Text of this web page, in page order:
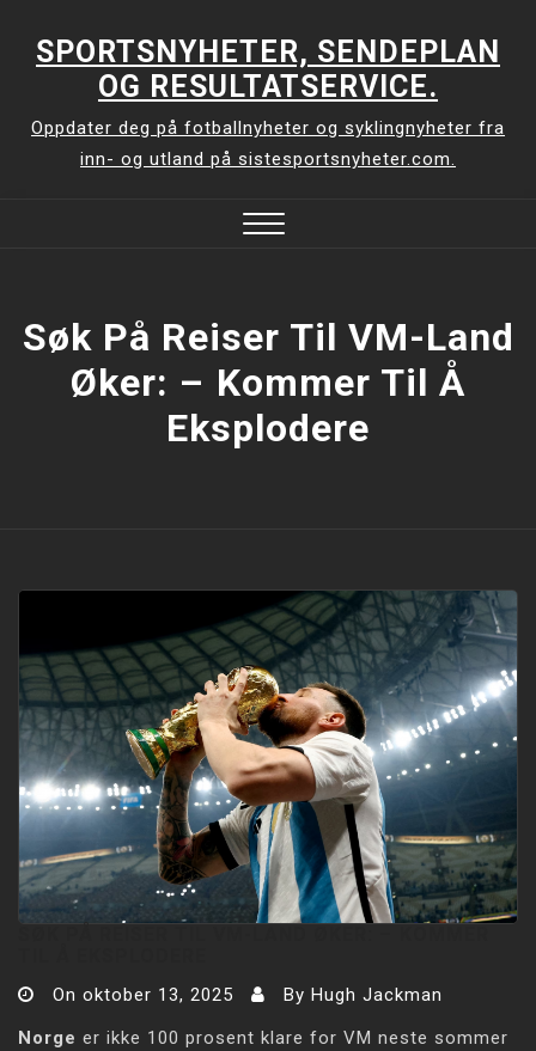
SPORTSNYHETER, SENDEPLAN
OG RESULTATSERVICE.
Oppdater deg på fotballnyheter og syklingnyheter fra
inn- og utland på sistesportsnyheter.com.
Søk På Reiser Til VM-Land
Øker: –⁠ Kommer Til Å
Eksplodere
On oktober 13, 2025 By Hugh Jackman
Norge er ikke 100 prosent klare for VM neste sommer